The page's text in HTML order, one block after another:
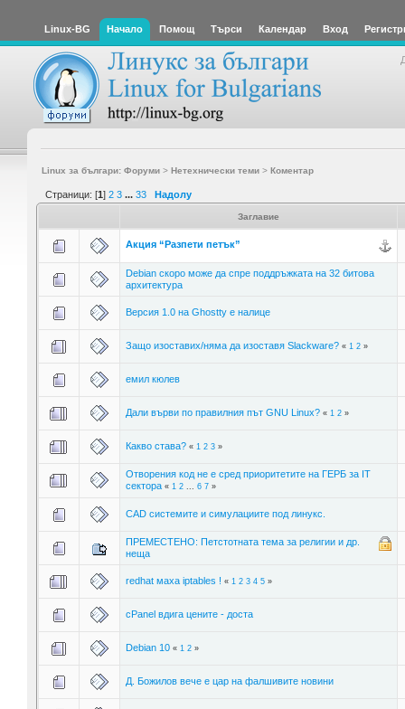
Linux-BG Начало Помощ Търси Календар Вход
Linux за българи: Форуми> Нетехнически теми> Коментар
Страници: [1] 2 3 ... 33 Надолу
Заглавие
Акция “Разпети петък”
Debian скоро може да спре поддръжката на 32 битова
архитектура
Версия 1.0 на Ghostty е налице
Защо изоставих/няма да изоставя Slackware? « 1 2»
емил кюлев
Дали върви по правилния път GNU Linux? « 1 2»
Какво става? « 1 2 3»
Отворения код не е сред приоритетите на ГЕРБ за IT
сектора « 1 2... 6 7»
CAD системите и симулациите под линукс.
ПРЕМЕСТЕНО: Петстотната тема за религии и др.
неща
redhat маха iptables ! « 1 2 3 4 5»
cPanel вдига цените - доста
Debian 10 « 1 2»
Д. Бoжилoв вече е цар на фалшивите новини